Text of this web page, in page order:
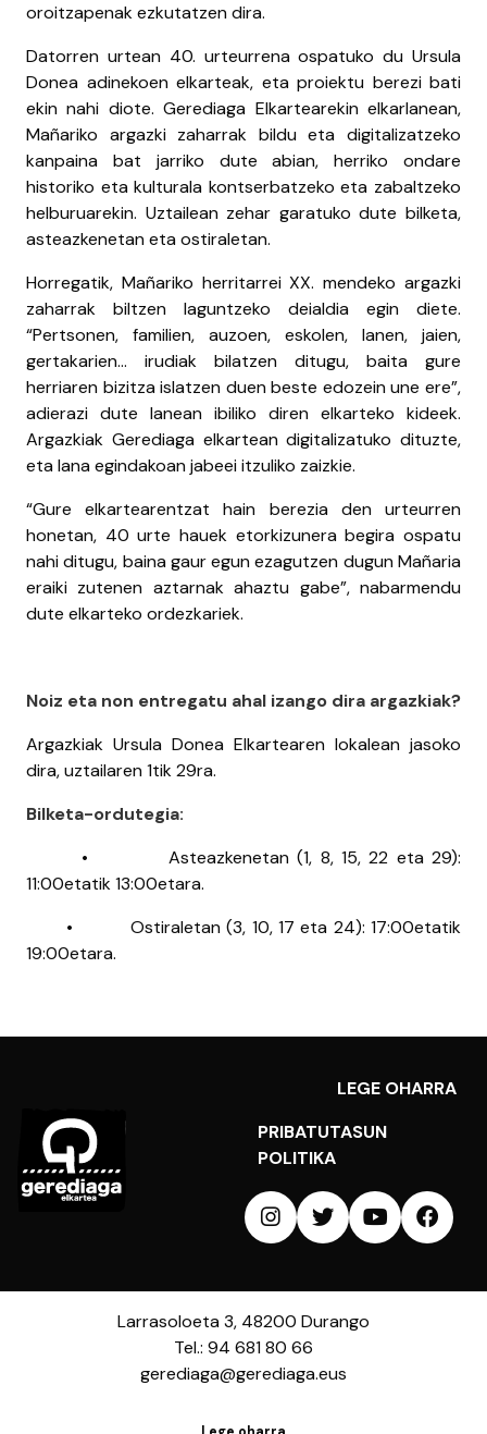
oroitzapenak ezkutatzen dira.
Datorren urtean 40. urteurrena ospatuko du Ursula
Donea adinekoen elkarteak, eta proiektu berezi bati
ekin nahi diote. Gerediaga Elkartearekin elkarlanean,
Mañariko argazki zaharrak bildu eta digitalizatzeko
kanpaina bat jarriko dute abian, herriko ondare
historiko eta kulturala kontserbatzeko eta zabaltzeko
helburuarekin. Uztailean zehar garatuko dute bilketa,
asteazkenetan eta ostiraletan.
Horregatik, Mañariko herritarrei XX. mendeko argazki
zaharrak biltzen laguntzeko deialdia egin diete.
“Pertsonen, familien, auzoen, eskolen, lanen, jaien,
gertakarien... irudiak bilatzen ditugu, baita gure
herriaren bizitza islatzen duen beste edozein une ere”,
adierazi dute lanean ibiliko diren elkarteko kideek.
Argazkiak Gerediaga elkartean digitalizatuko dituzte,
eta lana egindakoan jabeei itzuliko zaizkie.
“Gure elkartearentzat hain berezia den urteurren
honetan, 40 urte hauek etorkizunera begira ospatu
nahi ditugu, baina gaur egun ezagutzen dugun Mañaria
eraiki zutenen aztarnak ahaztu gabe”, nabarmendu
dute elkarteko ordezkariek.
Noiz eta non entregatu ahal izango dira argazkiak?
Argazkiak Ursula Donea Elkartearen lokalean jasoko
dira, uztailaren 1tik 29ra.
Bilketa-ordutegia:
• Asteazkenetan (1, 8, 15, 22 eta 29):
11:00etatik 13:00etara.
• Ostiraletan (3, 10, 17 eta 24): 17:00etatik
19:00etara.
LEGE OHARRA
PRIBATUTASUN
POLITIKA
Larrasoloeta 3, 48200 Durango
Tel.: 94 681 80 66
gerediaga@gerediaga.eus